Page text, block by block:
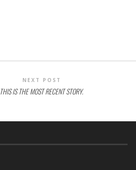
NEXT POST
THIS IS THE MOST RECENT STORY.